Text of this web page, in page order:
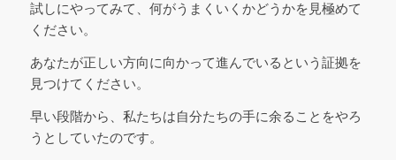
試しにやってみて、何がうまくいくかどうかを見極めて
ください。
あなたが正しい方向に向かって進んでいるという証拠を
見つけてください。
早い段階から、私たちは自分たちの手に余ることをやろ
うとしていたのです。